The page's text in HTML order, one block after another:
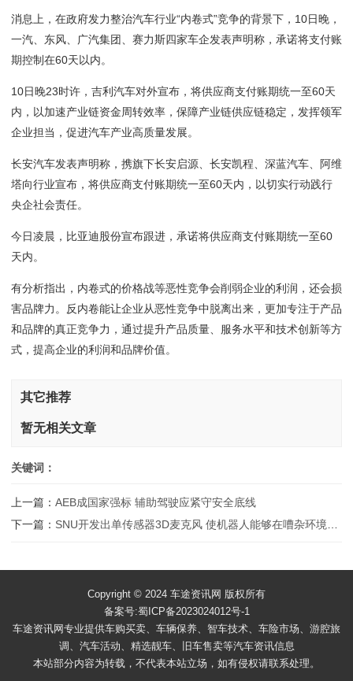
消息上，在政府发力整治汽车行业“内卷式”竞争的背景下，10日晚，
一汽、东风、广汽集团、赛力斯四家车企发表声明称，承诺将支付账
期控制在60天以内。
10日晚23时许，吉利汽车对外宣布，将供应商支付账期统一至60天
内，以加速产业链资金周转效率，保障产业链供应链稳定，发挥领军
企业担当，促进汽车产业高质量发展。
长安汽车发表声明称，携旗下长安启源、长安凯程、深蓝汽车、阿维
塔向行业宣布，将供应商支付账期统一至60天内，以切实行动践行
央企社会责任。
今日凌晨，比亚迪股份宣布跟进，承诺将供应商支付账期统一至60
天内。
有分析指出，内卷式的价格战等恶性竞争会削弱企业的利润，还会损
害品牌力。反内卷能让企业从恶性竞争中脱离出来，更加专注于产品
和品牌的真正竞争力，通过提升产品质量、服务水平和技术创新等方
式，提高企业的利润和品牌价值。
其它推荐
暂无相关文章
关键词：
上一篇： AEB成国家强标 辅助驾驶应紧守安全底线
下一篇： SNU开发出单传感器3D麦克风 使机器人能够在嘈杂环境中定位人类
Copyright © 2024 车途资讯网 版权所有
备案号:蜀ICP备2023024012号-1
车途资讯网专业提供车购买卖、车辆保养、智车技术、车险市场、游腔旅
调、汽车活动、精选靓车、旧车售卖等汽车资讯信息
本站部分内容为转载，不代表本站立场，如有侵权请联系处理。